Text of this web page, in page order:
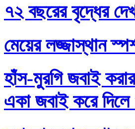
৭২ বছরের বৃদ্ধের
মেয়ের লজ্জাস্থান
হাঁস-মুরগি জবাই
একা জবাই করে দিলে